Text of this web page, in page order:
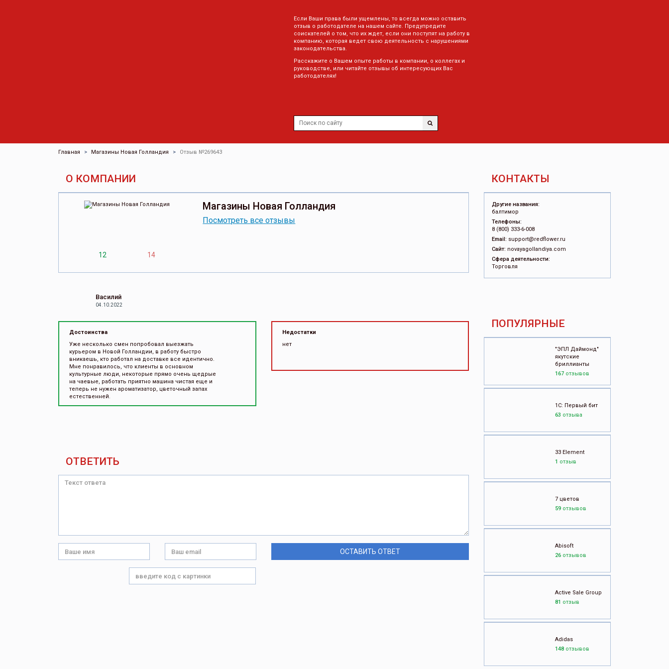
Если Ваши права были ущемлены, то всегда можно оставить
отзыв о работодателе на нашем сайте. Предупредите
соискателей о том, что их ждет, если они поступят на работу в
компанию, которая ведет свою деятельность с нарушениями
законодательства.
Расскажите о Вашем опыте работы в компании, о коллегах и
руководстве, или читайте отзывы об интересующих Вас
работодателях!
Главная Магазины Новая Голландия Отзыв №269643
О КОМПАНИИ
12 14
Магазины Новая Голландия
Посмотреть все отзывы
Василий
04.10.2022
Достоинства
Уже несколько смен попробовал выезжать
курьером в Новой Голландии, в работу быстро
вникаешь, кто работал на доставке все идентично.
Мне понравилось, что клиенты в основном
культурные люди, некоторые прямо очень щедрые
на чаевые, работать приятно машина чистая еще и
теперь не нужен ароматизатор, цветочный запах
естественней.
Недостатки
нет
ОТВЕТИТЬ
ОСТАВИТЬ ОТВЕТ
КОНТАКТЫ
Другие названия:
балтимор
Телефоны:
8 (800) 333-6-008
Email: support@redflower.ru
Сайт: novayagollandiya.com
Сфера деятельности:
Торговля
ПОПУЛЯРНЫЕ
"ЭПЛ Даймонд"
якутские
бриллианты
167отзывов
1С: Первый бит
63 отзыва
33 Element
1 отзыв
7 цветов
59отзывов
Abisoft
26отзывов
Active Sale Group
81 отзыв
Adidas
148отзывов